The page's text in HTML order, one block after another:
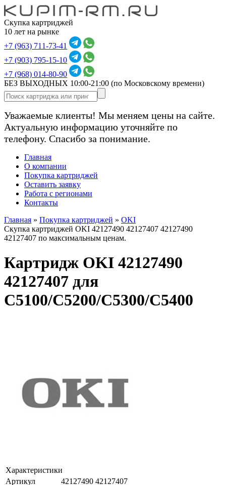
Скупка картриджей
10 лет на рынке
+7 (963) 711-73-41
+7 (903) 795-15-10
+7 (968) 014-80-90
БЕЗ ВЫХОДНЫХ 10:00-21:00 (по Московскому времени)
Уважаемые клиенты! Мы меняем цены на сайте.
Актуальную информацию уточняйте по
телефону. Спасибо за понимание.
Главная
О компании
Покупка картриджей
Оставить заявку
Работа с регионами
Контакты
Главная » Покупка картриджей » OKI
Скупка картриджей OKI 42127490 42127407 42127490
42127407 по максимальным ценам.
Картридж OKI 42127490
42127407 для
C5100/C5200/C5300/C5400
Характеристики
Артикул
42127490 42127407